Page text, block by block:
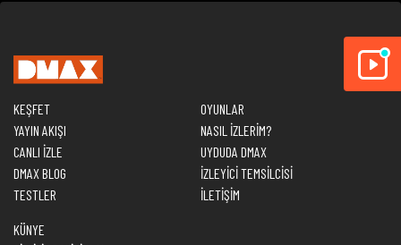
KEŞFET
YAYIN AKIŞI
CANLI İZLE
DMAX BLOG
TESTLER
OYUNLAR
NASIL İZLERİM?
UYDUDA DMAX
İZLEYİCİ TEMSİLCİSİ
İLETİŞİM
KÜNYE